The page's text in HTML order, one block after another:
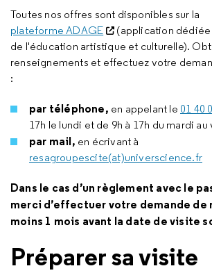
Toutes nos offres sont disponibles sur la
plateforme ADAGE
(application
de l'éducation artistique et culturelle).
renseignements et effectuez votre
:
par téléphone, en appelant le 01 40
17h le lundi et de 9h à 17h du mardi
par mail, en écrivant à
resagroupescite(at)universcience.fr
Dans le cas d’un règlement avec le
merci d’effectuer votre demande de
moins 1 mois avant la date de visite
Préparer sa visite